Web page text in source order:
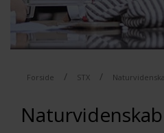
Forside / STX /
Naturvidenskab